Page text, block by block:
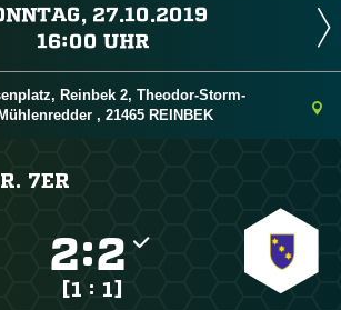

 
Reinbek 2, Theodor-Storm-
, 21465 REINBEK
7ER
:
[1 : 1]